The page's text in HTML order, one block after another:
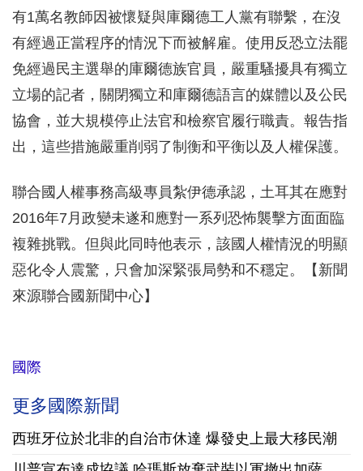
有1萬名教師因被懷疑與庫爾德工人黨有聯繫，在沒
有經過正當程序的情況下而被解雇。使用反恐立法罷
免經過民主選舉的庫爾德族官員，嚴重騷擾具有獨立
立場的記者，關閉獨立和庫爾德語言的媒體以及公民
協會，並大規模停止法官和檢察官履行職責。報告指
出，這些措施嚴重削弱了制衡和平衡以及人權保護。
聯合國人權事務高級專員紮伊德承認，土耳其在應對
2016年7月政變未遂和應對一系列恐怖襲擊方面面臨
複雜挑戰。但與此同時他表示，該國人權情況的明顯
惡化令人震驚，只會加深緊張局勢和不穩定。【新聞
來源聯合國新聞中心】
國際
更多國際新聞
西班牙位於北非的自治市休達 爆發史上最大移民潮